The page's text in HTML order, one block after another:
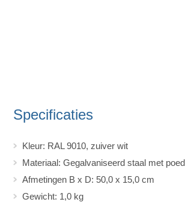
Specificaties
Kleur: RAL 9010, zuiver wit
Materiaal: Gegalvaniseerd staal met
Afmetingen B x D: 50,0 x 15,0 cm
Gewicht: 1,0 kg